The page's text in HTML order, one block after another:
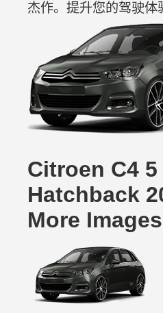
杰作。提升您的驾驶体
Citroen C4
Hatchback
More Images